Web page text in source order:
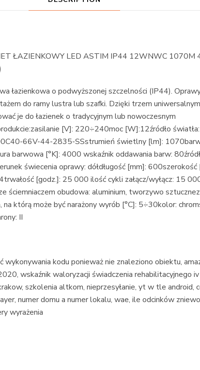
ŁAZIENKOWY LED ASTIM IP44 12WNWC 1070M
łazienkowa o podwyższonej szczelności (IP44).
do ramy lustra lub szafki. Dzięki trzem uniwersalnym
je do łazienek o tradycyjnym lub nowoczesnym
[V]: 220÷240moc [W]:12źródło
66V-44-2835-SSstrumień świetlny [lm]:
barwowa [°K]: 4000 wskaźnik oddawania barw:
świecenia oprawy: dółdługość [mm]: 600szerokość
[godz.]: 25 000 ilość cykli załącz/wyłącz: 15
ściemniaczem obudowa: aluminium, tworzywo
którą może być narażony wyrób [°C]: 5÷30kolor:
II
wykonywania kodu ponieważ nie znaleziono obiektu,
wskaźnik waloryzacji świadczenia rehabilitacyjnego iv
szkolenia altkom, nieprzesyłanie, yt w tle android,
numer domu a numer lokalu, wae, ile odcinków
wyrażenia